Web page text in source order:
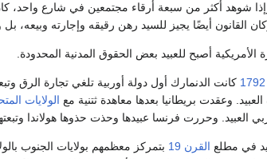
شوهد أكثر من سبعة أرقاء مجتمعين في شارع واحد،
القانون أيضًا يجيز للسيد رهن رقيقه وإجارته وبيعه، بل
الأمريكية أصبح للعبيد بعض الحقوق المدنية المحدودة.
1792 كانت الدنمارك أول دولة أوربية تلغي تجارة الرق
العبيد. وعقدت بريطانيا بعدها معاهدة ثتنية مع الولايات
العبيد. وحررت فرنسا عبيدها وحذت حذوها هولاندا
في مطلع القرن 19